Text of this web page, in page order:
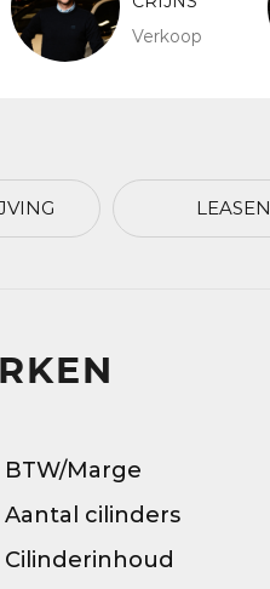
Verkoop
LEASEN
BTW/Marge
Aantal cilinders
Cilinderinhoud